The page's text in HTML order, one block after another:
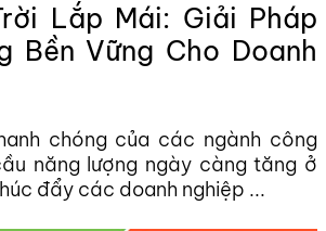
Lắp Mái: Giải Pháp
Bền Vững Cho Doanh
chóng của các ngành công
năng lượng ngày càng tăng ở
đẩy các doanh nghiệp ...